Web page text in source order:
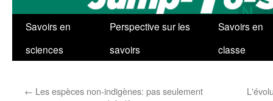
Savoirs en
sciences
Perspective sur les
savoirs
Savoirs en
classe
← Les espèces non-indigènes: pas seulement